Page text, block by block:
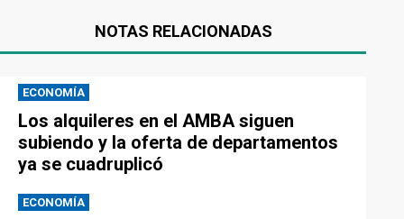
NOTAS RELACIONADAS
ECONOMÍA
Los alquileres en el AMBA siguen
subiendo y la oferta de departamentos
ya se cuadruplicó
ECONOMÍA